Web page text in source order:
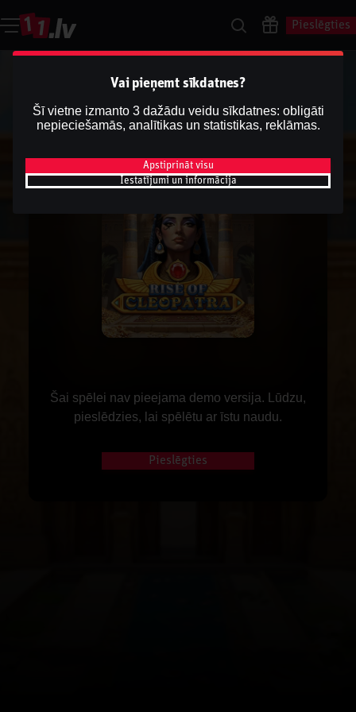
Pieslēgties
Šai spēlei nav pieejama demo versija. Lūdzu,
pieslēdzies, lai spēlētu ar īstu naudu.
Pieslēgties
Vai pieņemt sīkdatnes?
Šī vietne izmanto 3 dažādu veidu sīkdatnes: obligāti
nepieciešamās, analītikas un statistikas, reklāmas.
Apstiprināt visu
Iestatījumi un informācija